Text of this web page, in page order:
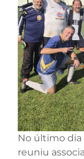
No último dia
reuniu